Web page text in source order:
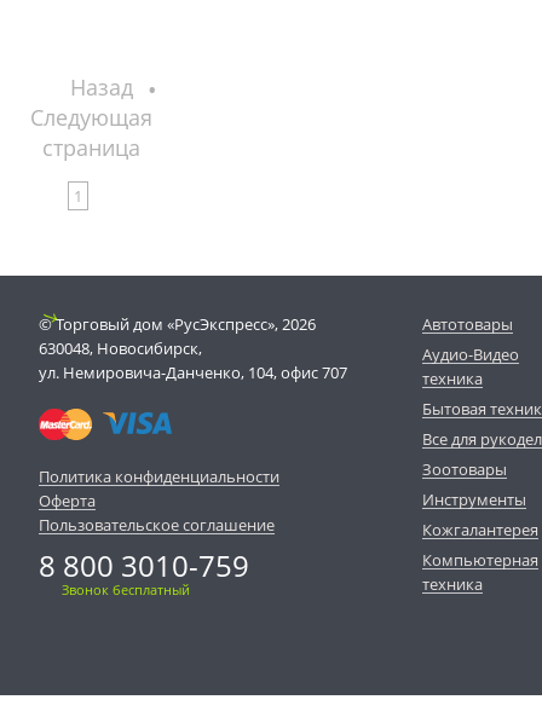
Назад
Следующая
страница
1
© Торговый дом «РусЭкспресс», 2026
630048, Новосибирск,
ул. Немировича-Данченко, 104, офис 707
Политика конфиденциальности
Оферта
Пользовательское соглашение
8 800 3010-759
Звонок бесплатный
Автотовары
Аудио-Видео
техника
Бытовая
Все для
Зоотовары
Инструменты
Кожгалантерея
Компьютерная
техника